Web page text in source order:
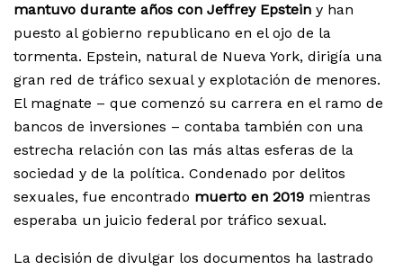
mantuvo durante años con Jeffrey Epstein y han
puesto al gobierno republicano en el ojo de la
tormenta. Epstein, natural de Nueva York, dirigía una
gran red de tráfico sexual y explotación de menores.
El magnate – que comenzó su carrera en el ramo de
bancos de inversiones – contaba también con una
estrecha relación con las más altas esferas de la
sociedad y de la política. Condenado por delitos
sexuales, fue encontrado muerto en 2019 mientras
esperaba un juicio federal por tráfico sexual.
La decisión de divulgar los documentos ha lastrado